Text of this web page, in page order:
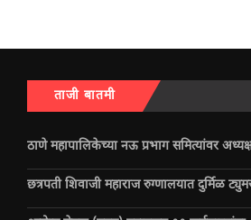
ताजी बातमी
ठाणे महापालिकेच्या नऊ प्रभाग समित्यांवर
छत्रपती शिवाजी महाराज रुग्णालयात दुर्मिळ